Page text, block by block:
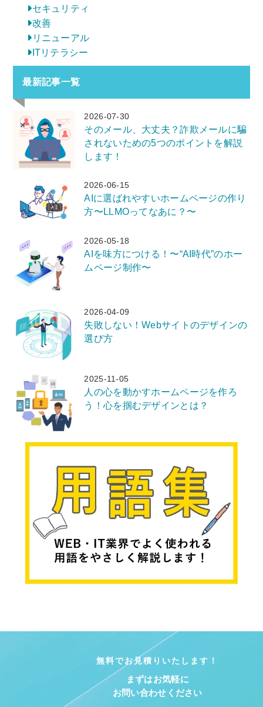
セキュリティ
改善
リニューアル
ITリテラシー
最新記事一覧
2026-07-30
そのメール、大丈夫？詐欺メールに騙
されないための5つのポイントを解説
します！
2026-06-15
AIに選ばれやすいホームページの作り
方〜LLMOってなあに？〜
2026-05-18
AIを味方につける！〜“AI時代”のホー
ムページ制作〜
2026-04-09
失敗しない！Webサイトのデザインの
選び方
2025-11-05
人の心を動かすホームページを作ろ
う！心を掴むデザインとは？
無料でお見積りいたします！
まずはお気軽に
お問い合わせください